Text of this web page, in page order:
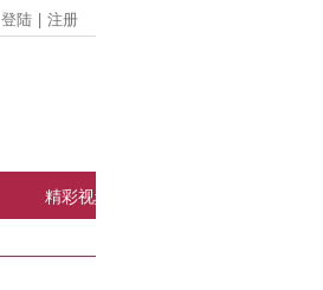
登陆 | 注册
精彩视频